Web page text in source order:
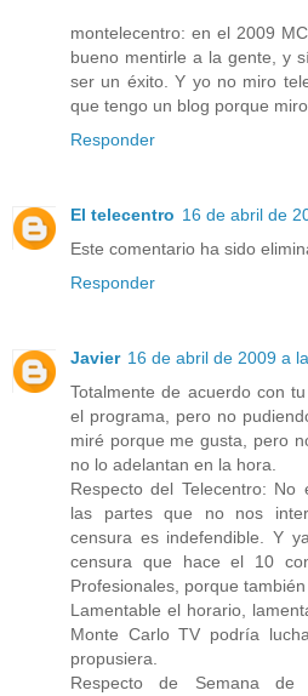
montelecentro: en el 2009
bueno mentirle a la gente, y
ser un éxito. Y yo no miro
que tengo un blog porque
Responder
El telecentro 16 de abril de
Este comentario ha sido
Responder
Javier 16 de abril de 2009 a
Totalmente de acuerdo con
el programa, pero no
miré porque me gusta, pero
no lo adelantan en la hora.
Respecto del Telecentro:
las partes que no nos
censura es indefendible. Y
censura que hace el 10
Profesionales, porque
Lamentable el horario,
Monte Carlo TV podría
propusiera.
Respecto de Semana